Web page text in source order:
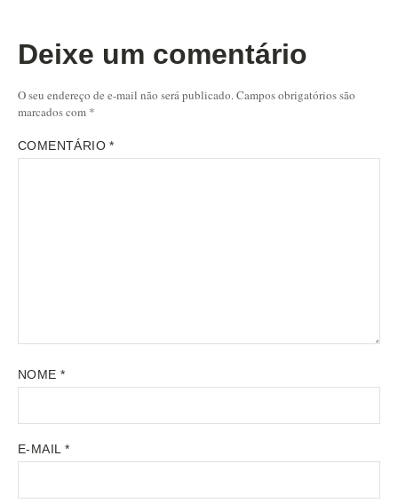
Deixe um comentário
O seu endereço de e-mail não será publicado.Campos obrigatórios são
marcados com *
COMENTÁRIO*
NOME *
E-MAIL *